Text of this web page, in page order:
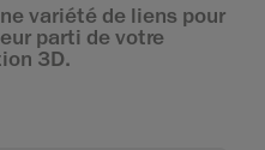
variété de liens pour
parti de votre
3D.